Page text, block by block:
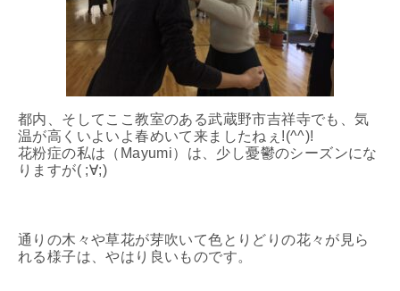
都内、そしてここ教室のある武蔵野市吉祥寺でも、気
温が高くいよいよ春めいて来ましたねぇ!(^^)!
花粉症の私は（Mayumi）は、少し憂鬱のシーズンにな
りますが( ;∀;)
通りの木々や草花が芽吹いて色とりどりの花々が見ら
れる様子は、やはり良いものです。